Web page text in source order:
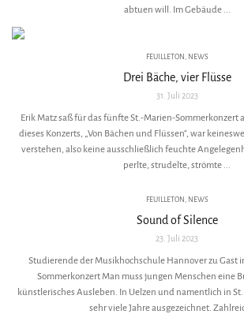
abtuen will. Im Gebäude ...
FEUILLETON , NEWS
Drei Bäche, vier Flüsse
31. Juli 2023
Erik Matz saß für das fünfte St.-Marien-Sommerkonzert
dieses Konzerts, „Von Bächen und Flüssen“, war
verstehen, also keine ausschließlich feuchte
perlte, strudelte, strömte ...
FEUILLETON , NEWS
Sound of Silence
23. Juli 2023
Studierende der Musikhochschule Hannover zu Gast
Sommerkonzert Man muss jungen Menschen eine
künstlerisches Ausleben. In Uelzen und namentlich in
sehr viele Jahre ausgezeichnet.